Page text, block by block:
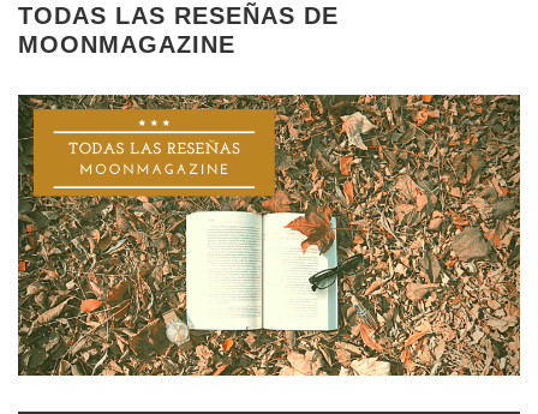
TODAS LAS RESEÑAS DE
MOONMAGAZINE